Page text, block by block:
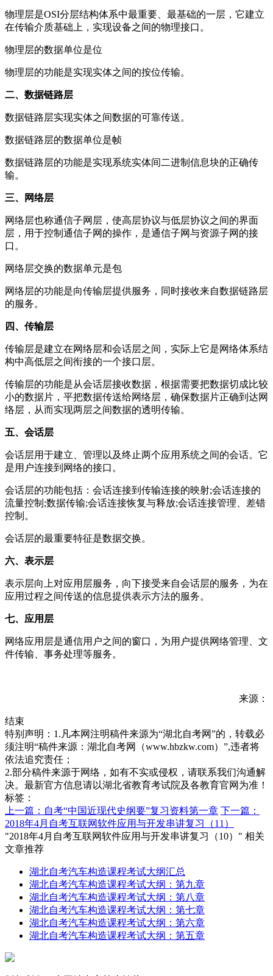
物理层是OSI分层结构体系中最重要、最基础的一层，它建立
在传输介质基础上，实现设备之间的物理接口。
物理层的数据单位是位
物理层的功能是实现实体之间的按位传输。
二、数据链路层
数据链路层实现实体之间数据的可靠传送。
数据链路层的数据单位是帧
数据链路层的功能是实现系统实体间二进制信息块的正确传
输。
三、网络层
网络层也称通信子网层，使高层协议与低层协议之间的界面
层，用于控制通信子网的操作，是通信子网与资源子网的接
口。
网络层交换的数据单元是包
网络层的功能是向传输层提供服务，同时接收来自数据链路层
的服务。
四、传输层
传输层是建立在网络层和会话层之间，实际上它是网络体系结
构中高低层之间衔接的一个接口层。
传输层的功能是从会话层接收数据，根据需要把数据切成比较
小的数据片，平把数据传送给网络层，确保数据片正确到达网
络层，从而实现两层之间数据的透明传输。
五、会话层
会话层用于建立、管理以及终止两个应用系统之间的会话。它
是用户连接到网络的接口。
会话层的功能包括：会话连接到传输连接的映射;会话连接的
流量控制;数据传输;会话连接恢复与释放;会话连接管理、差错
控制。
会话层的最重要特征是数据交换。
六、表示层
表示层向上对应用层服务，向下接受来自会话层的服务，为在
应用过程之间传送的信息提供表示方法的服务。
七、应用层
网络应用层是通信用户之间的窗口，为用户提供网络管理、文
件传输、事务处理等服务。
来源：
结束
特别声明：1.凡本网注明稿件来源为“湖北自考网”的，转载必
须注明“稿件来源：湖北自考网（www.hbzkw.com）”,违者将
依法追究责任；
2.部分稿件来源于网络，如有不实或侵权，请联系我们沟通解
决。最新官方信息请以湖北省教育考试院及各教育官网为准！
标签：
上一篇：自考“中国近现代史纲要”复习资料第一章 下一篇：
2018年4月自考互联网软件应用与开发串讲复习（11）
"2018年4月自考互联网软件应用与开发串讲复习（10）" 相关
文章推荐
湖北自考汽车构造课程考试大纲汇总
湖北自考汽车构造课程考试大纲：第九章
湖北自考汽车构造课程考试大纲：第八章
湖北自考汽车构造课程考试大纲：第七章
湖北自考汽车构造课程考试大纲：第六章
湖北自考汽车构造课程考试大纲：第五章